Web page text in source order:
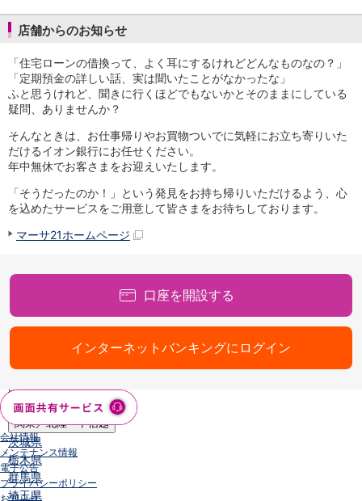
スマホ決済アプリ
サービス
Myステージ
相続・税務のご相談
電子マネーWAON
セキュリティ
インボイス
その他サービス
手数料
金利
店舗・ATM
青森県
岩手県
秋田県
山形県
福島県
関東／北陸・甲信越
茨城県
栃木県
群馬県
埼玉県
店舗からのお知らせ
「住宅ローンの借換って、よく耳にするけれどどんなものなの？」
「定期預金の詳しい話、実は聞いたことがなかったな」
ふと思うけれど、聞きに行くほどでもないかとそのままにしている
疑問、ありませんか？
そんなときは、お仕事帰りやお買物ついでに気軽にお立ち寄りいた
だけるイオン銀行にお任せください。
年中無休でお客さまをお迎えいたします。
「そうだったのか！」という発見をお持ち帰りいただけるよう、心
を込めたサービスをご用意して皆さまをお待ちしております。
マーサ21ホームページ
口座を開設する
インターネットバンキングにログイン
会社情報
メンテナンス情報
電子公告
プライバシーポリシー
お知らせ